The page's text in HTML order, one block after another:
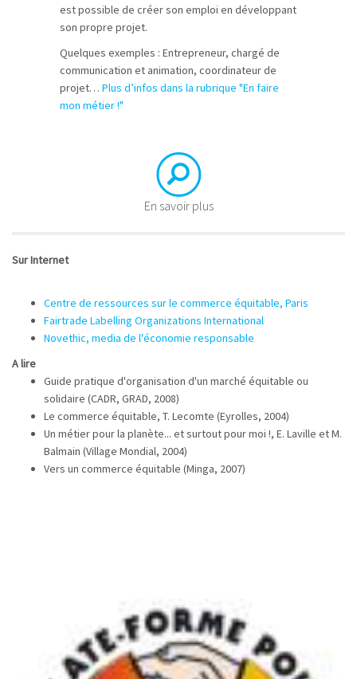
est possible de créer son emploi en développant
son propre projet.
Quelques exemples : Entrepreneur, chargé de
communication et animation, coordinateur de
projet… Plus d’infos dans la rubrique "En faire
mon métier !"
En savoir plus
Sur Internet​
Centre de ressources sur le commerce équitable, Paris
Fairtrade Labelling Organizations International
Novethic, media de l'économie responsable
A lire
Guide pratique d'organisation d'un marché équitable ou
solidaire (CADR, GRAD, 2008)
Le commerce équitable, T. Lecomte (Eyrolles, 2004)
Un métier pour la planète... et surtout pour moi !, E. Laville et M.
Balmain (Village Mondial, 2004)
Vers un commerce équitable (Minga, 2007)